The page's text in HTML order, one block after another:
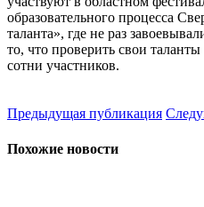
образовательного процесса
таланта», где не раз
то, что проверить свои
сотни участников.
Предыдущая публикация
Похожие новости